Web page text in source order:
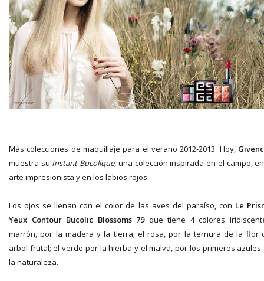
Más colecciones de maquillaje para el verano 2012-2013. Hoy,
muestra su Instant Bucolique, una colección inspirada en el campo,
arte impresionista y en los labios rojos.
Los ojos se llenan con el color de las aves del paraíso, con Le
Yeux Contour Bucolic Blossoms 79que tiene 4 colores
marrón, por la madera y la tierra; el rosa, por la ternura de la flor
arbol frutal; el verde por la hierba y el malva, por los primeros azules
la naturaleza.